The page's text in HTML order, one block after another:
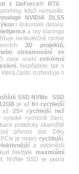
s GeForce® RTX
když nemusíte.
NVIDIA DLSS
i dokonalé detaily.
a ray tracingu
neskutečně rychlé
3D projektů,
streamování ve
zase ocení extrémní
Nepřijdete tak o
často rozhoduje o
SSD NVMe
SSD
je až 6× rychlejší
25× rychlejší než
vysoké rychlosti čtení,
prakticky okamžitě
přenos dat. Díky
je nejen rychlejší,
a odolnější
hledáte maximální
, NVMe SSD je jasná